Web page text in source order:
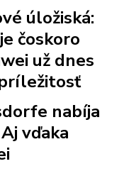
úložiská:
čoskoro
už dnes
nabíja
vďaka